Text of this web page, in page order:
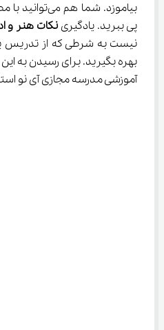
بیاموزد. شما هم
پی ببرید. یادگیری نکات هنر و
آموزشی مدرسه مجازی آی نو